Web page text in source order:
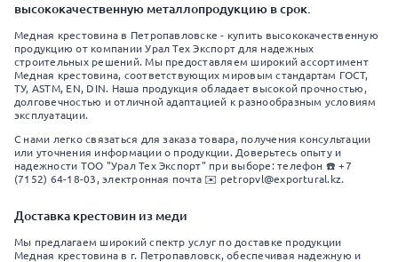
высококачественную металлопродукцию в срок.
Медная крестовина в Петропавловске - купить высококачественную
продукцию от компании Урал Тех Экспорт для надежных
строительных решений. Мы предоставляем широкий ассортимент
Медная крестовина, соответствующих мировым стандартам ГОСТ,
ТУ, ASTM, EN, DIN. Наша продукция обладает высокой прочностью,
долговечностью и отличной адаптацией к разнообразным условиям
эксплуатации.
С нами легко связаться для заказа товара, получения консультации
или уточнения информации о продукции. Доверьтесь опыту и
надежности ТОО "Урал Тех Экспорт" при выборе: телефон ☎️ +7
(7152) 64-18-03, электронная почта ✉️ petropvl@exportural.kz.
Доставка крестовин из меди
Мы предлагаем широкий спектр услуг по доставке продукции
Медная крестовина в г. Петропавловск, обеспечивая надежную и